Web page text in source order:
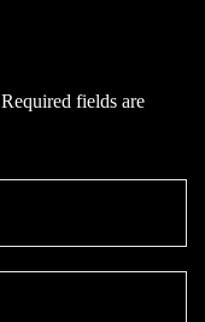
Required fields are